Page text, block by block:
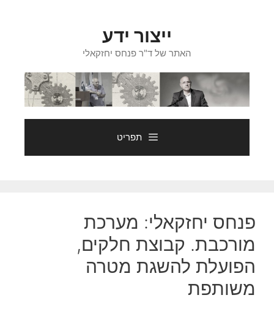
ייצור ידע
האתר של ד"ר פנחס יחזקאלי
תפריט
פנחס יחזקאלי: מערכת
מורכבת. קבוצת חלקים,
הפועלת להשגת מטרה
משותפת